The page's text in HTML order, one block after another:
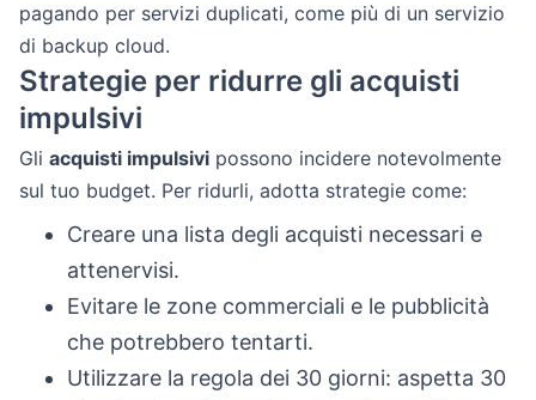
pagando per servizi duplicati, come più di un servizio
di backup cloud.
Strategie per ridurre gli acquisti
impulsivi
Gli acquisti impulsivi possono incidere notevolmente
sul tuo budget. Per ridurli, adotta strategie come:
Creare una lista degli acquisti necessari e
attenervisi.
Evitare le zone commerciali e le pubblicità
che potrebbero tentarti.
Utilizzare la regola dei 30 giorni: aspetta 30